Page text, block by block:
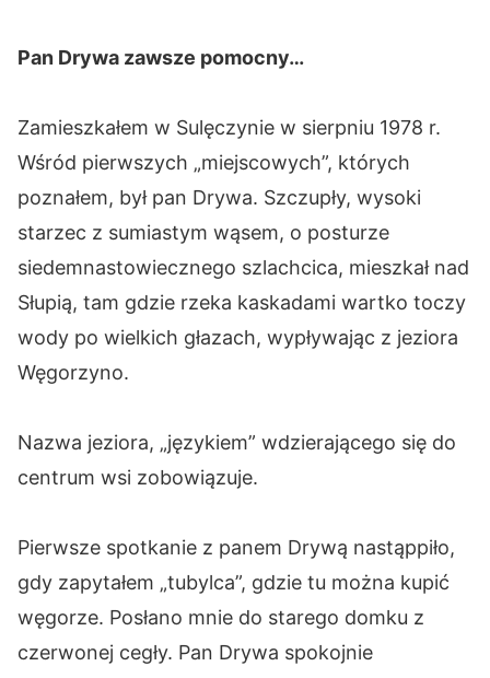
Pan Drywa zawsze pomocny…
Zamieszkałem w Sulęczynie w sierpniu 1978 r.
Wśród pierwszych „miejscowych”, których
poznałem, był pan Drywa. Szczupły, wysoki
starzec z sumiastym wąsem, o posturze
siedemnastowiecznego szlachcica, mieszkał nad
Słupią, tam gdzie rzeka kaskadami wartko toczy
wody po wielkich głazach, wypływając z jeziora
Węgorzyno.
Nazwa jeziora, „językiem” wdzierającego się do
centrum wsi zobowiązuje.
Pierwsze spotkanie z panem Drywą nastąppiło,
gdy zapytałem „tubylca”, gdzie tu można kupić
węgorze. Posłano mnie do starego domku z
czerwonej cegły. Pan Drywa spokojnie